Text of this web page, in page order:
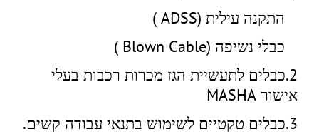
התקנה עילית (ADSS )
כבלי נשיפה (Blown Cable )
2.כבלים לתעשיית הגז מכרות רכבות בעלי
אישור MASHA
3.כבלים טקטיים לשימוש בתנאי עבודה קשים.